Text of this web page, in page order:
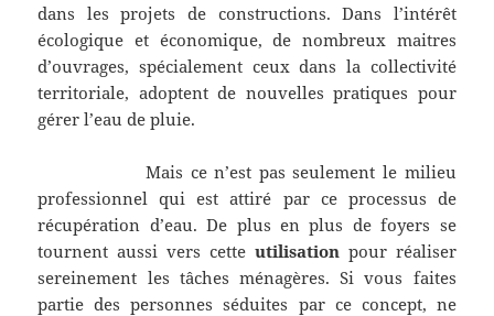
dans les projets de constructions. Dans l’intérêt
écologique et économique, de nombreux maitres
d’ouvrages, spécialement ceux dans la collectivité
territoriale, adoptent de nouvelles pratiques pour
gérer l’eau de pluie.
Mais ce n’est pas seulement le milieu
professionnel qui est attiré par ce processus de
récupération d’eau. De plus en plus de foyers se
tournent aussi vers cette utilisation pour réaliser
sereinement les tâches ménagères. Si vous faites
partie des personnes séduites par ce concept, ne